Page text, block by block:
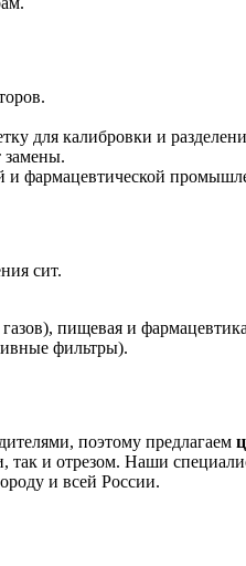
для калибровки и
замены.
и фармацевтической
сит.
пищевая и
фильтры).
поэтому предлагаем
и отрезом. Наши
и всей России.